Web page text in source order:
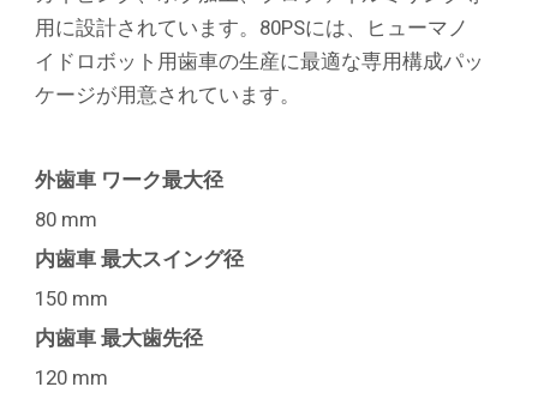
用に設計されています。80PSには、ヒューマノ
イドロボット用歯車の生産に最適な専用構成パッ
ケージが用意されています。
外歯車 ワーク最大径
80 mm
内歯車 最大スイング径
150 mm
内歯車 最大歯先径
120 mm